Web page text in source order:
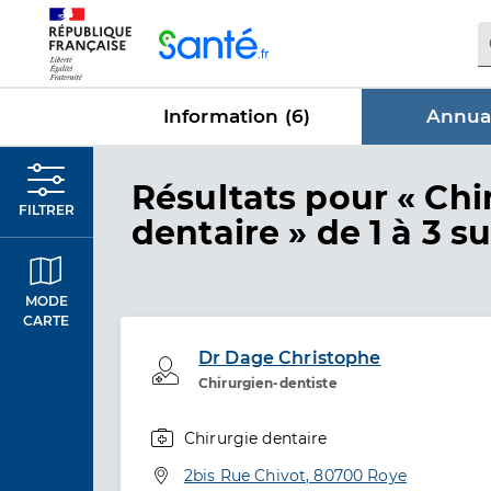
Information (6)
FILTRER
MODE
CARTE
Résultats dans
pour «
dentaire » de 1 à 3
Dr Dage Christophe
Chirurgien-dentiste
Professionel de santé
Chirurgie dentaire
Adresse
2bis Rue Chivot, 80700 Roye
Panneau de gestion des cookies